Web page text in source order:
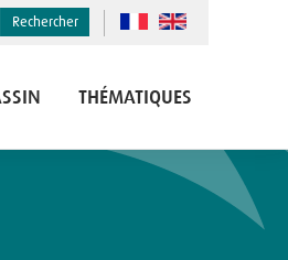
THÉMATIQUES